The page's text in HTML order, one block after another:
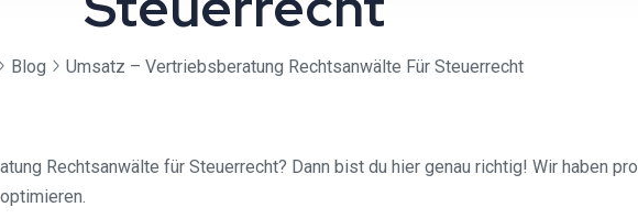
Blog Umsatz – Vertriebsberatung Rechtsanwälte Für Steuerrecht
Rechtsanwälte für Steuerrecht? Dann bist du hier genau richtig! Wir haben